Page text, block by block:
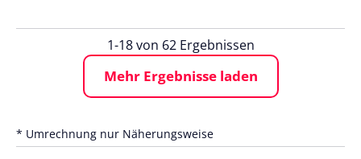
1-18 von 62 Ergebnissen
Mehr Ergebnisse laden
* Umrechnung nur Näherungsweise